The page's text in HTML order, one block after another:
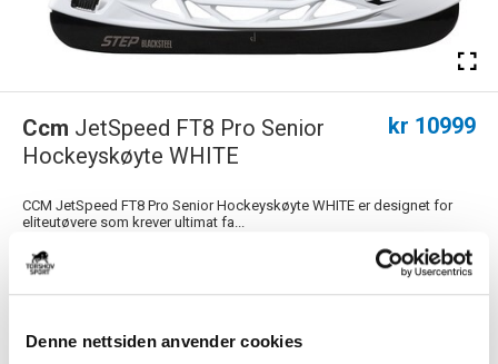
Denne nettsiden anvender cookies
Ccm JetSpeed FT8 Pro Senior
Hockeyskøyte WHITE
kr 10999
CCM JetSpeed FT8 Pro Senior Hockeyskøyte WHITE er designet for
eliteutøvere som krever ultimat fa...
Les mer.
Størrelsesguide
VELGSTØRRELSE